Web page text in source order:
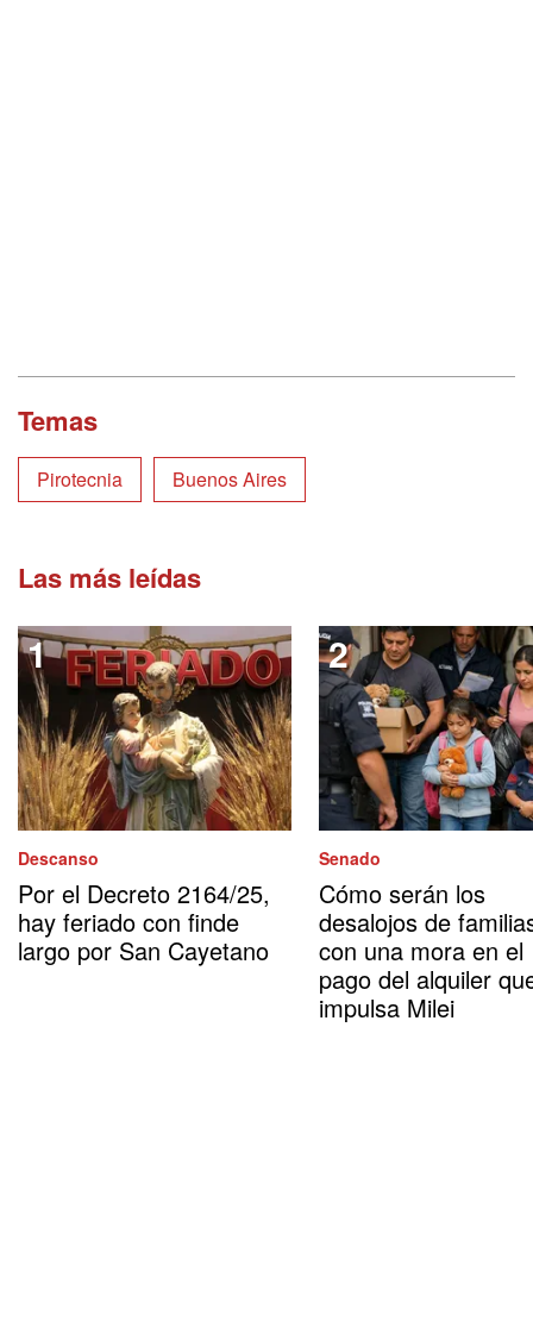
Temas
Pirotecnia Buenos Aires
Las más leídas
Descanso
Por el Decreto 2164/25,
hay feriado con finde
largo por San Cayetano
Senado
Cómo serán los
desalojos de
con una mora en el
pago del alquiler
impulsa Milei